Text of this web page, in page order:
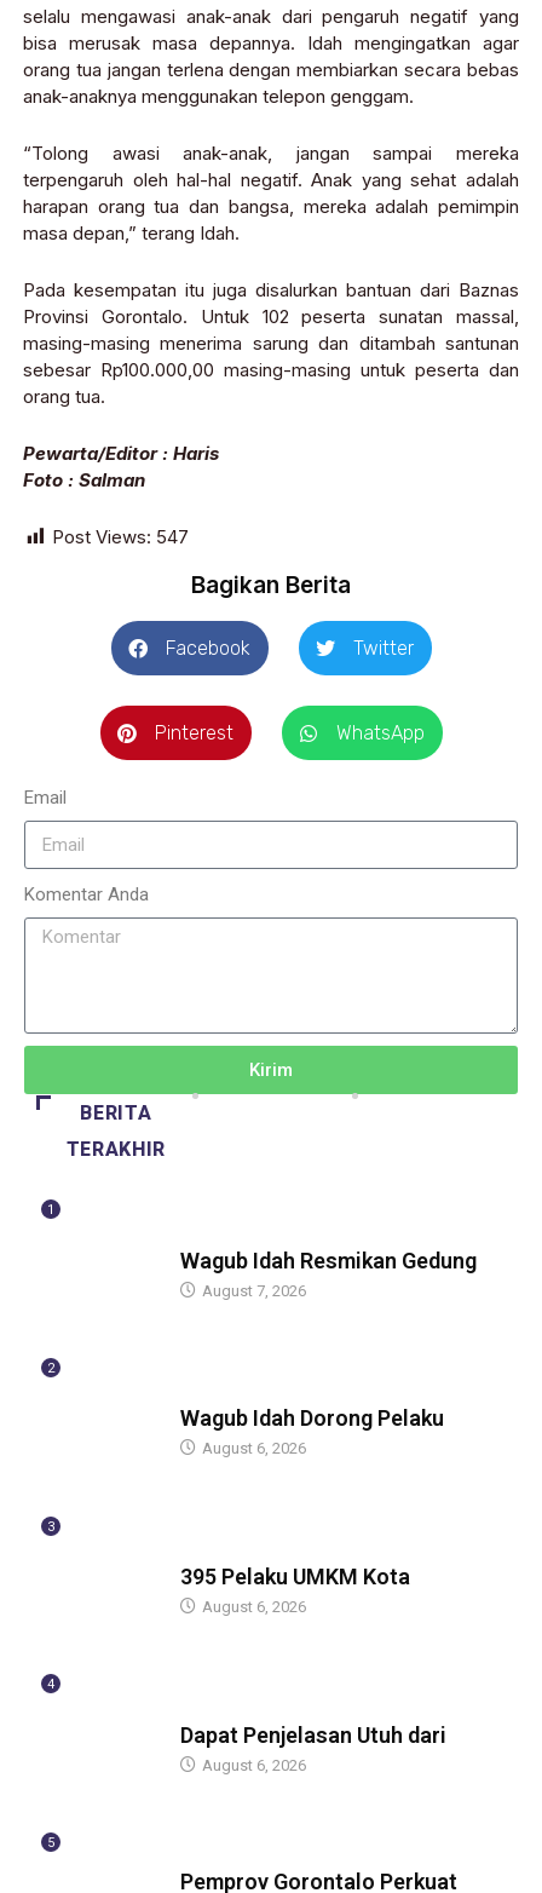
selalu mengawasi anak-anak dari pengaruh negatif yang
bisa merusak masa depannya. Idah mengingatkan agar
orang tua jangan terlena dengan membiarkan secara bebas
anak-anaknya menggunakan telepon genggam.
“Tolong awasi anak-anak, jangan sampai mereka
terpengaruh oleh hal-hal negatif. Anak yang sehat adalah
harapan orang tua dan bangsa, mereka adalah pemimpin
masa depan,” terang Idah.
Pada kesempatan itu juga disalurkan bantuan dari Baznas
Provinsi Gorontalo. Untuk 102 peserta sunatan massal,
masing-masing menerima sarung dan ditambah santunan
sebesar Rp100.000,00 masing-masing untuk peserta dan
orang tua.
Pewarta/Editor : Haris
Foto : Salman
Post Views: 547
Bagikan Berita
Facebook Twitter
Pinterest WhatsApp
Email
Komentar Anda
Kirim
BERITA
TERAKHIR
1
Wagub Idah Resmikan Gedung
August 7, 2026
2
Wagub Idah Dorong Pelaku
August 6, 2026
3
395 Pelaku UMKM Kota
August 6, 2026
4
Dapat Penjelasan Utuh dari
August 6, 2026
5
Pemprov Gorontalo Perkuat